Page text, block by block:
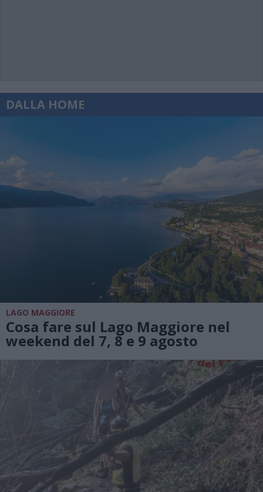
DALLA HOME
LAGO MAGGIORE
Cosa fare sul Lago Maggiore nel
weekend del 7, 8 e 9 agosto